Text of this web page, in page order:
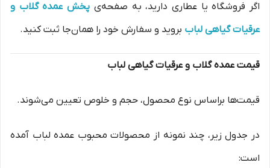
اگر فروشگاه یا عطاری دارید، به صفحه‌ی پخش عمده گلاب و
عرقیات گیاهی لباب بروید و سفارش خود را همان‌جا ثبت کنید.
قیمت عمده گلاب و عرقیات گیاهی لباب
قیمت‌ها براساس نوع محصول، حجم و خلوص تعیین می‌شوند.
در جدول زیر، چند نمونه از محصولات محبوب عمده لباب آمده
است: